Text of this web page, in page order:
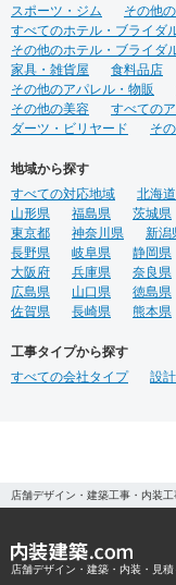
スポーツ・ジム
その他
すべてのホテル・ブライダ
その他のホテル・ブライダ
家具・雑貨屋
食料品店
その他のアパレル・物販
その他の美容
すべての
ダーツ・ビリヤード
そ
地域から探す
すべての対応地域
北海道
山形県
福島県 茨城県
東京都
神奈川県 新潟
長野県
岐阜県 静岡県
大阪府
兵庫県 奈良県
広島県
山口県 徳島県
佐賀県
長崎県 熊本県
工事タイプから探す
すべての会社タイプ
設
店舗デザイン・建築工事・内装
店舗デザイン・建築・内装・見